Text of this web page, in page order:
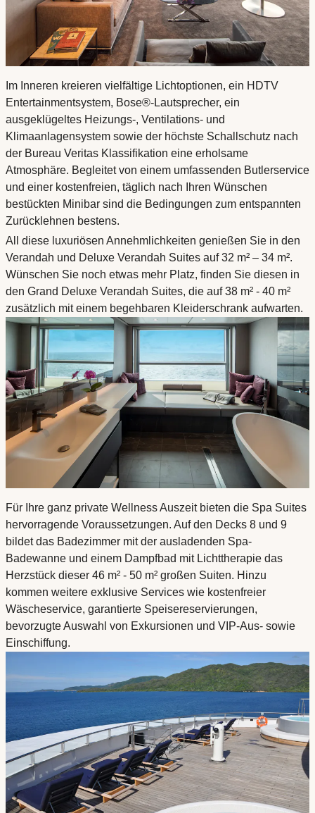
Im Inneren kreieren vielfältige Lichtoptionen, ein HDTV
Entertainmentsystem, Bose®-Lautsprecher, ein
ausgeklügeltes Heizungs-, Ventilations- und
Klimaanlagensystem sowie der höchste Schallschutz nach
der Bureau Veritas Klassifikation eine erholsame
Atmosphäre. Begleitet von einem umfassenden Butlerservice
und einer kostenfreien, täglich nach Ihren Wünschen
bestückten Minibar sind die Bedingungen zum entspannten
Zurücklehnen bestens.
All diese luxuriösen Annehmlichkeiten genießen Sie in den
Verandah und Deluxe Verandah Suites auf 32 m² – 34 m².
Wünschen Sie noch etwas mehr Platz, finden Sie diesen in
den Grand Deluxe Verandah Suites, die auf 38 m² - 40 m²
zusätzlich mit einem begehbaren Kleiderschrank aufwarten.
Für Ihre ganz private Wellness Auszeit bieten die Spa Suites
hervorragende Voraussetzungen. Auf den Decks 8 und 9
bildet das Badezimmer mit der ausladenden Spa-
Badewanne und einem Dampfbad mit Lichttherapie das
Herzstück dieser 46 m² - 50 m² großen Suiten. Hinzu
kommen weitere exklusive Services wie kostenfreier
Wäscheservice, garantierte Speisereservierungen,
bevorzugte Auswahl von Exkursionen und VIP-Aus- sowie
Einschiffung.